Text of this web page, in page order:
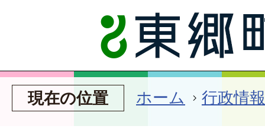
現在の位置 ホーム 行政情報